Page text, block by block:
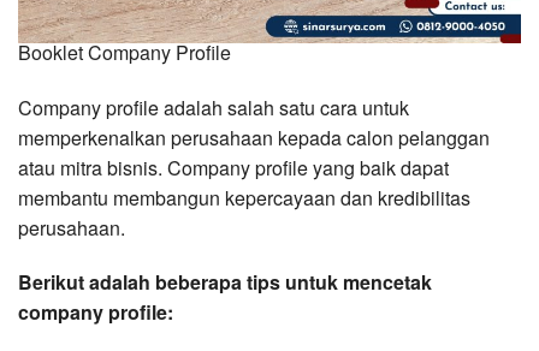
Booklet Company Profile
Company profile adalah salah satu cara untuk
memperkenalkan perusahaan kepada calon pelanggan
atau mitra bisnis. Company profile yang baik dapat
membantu membangun kepercayaan dan kredibilitas
perusahaan.
Berikut adalah beberapa tips untuk mencetak
company profile: